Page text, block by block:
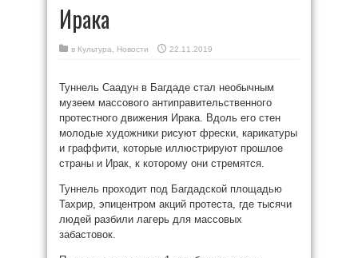
Ирака
в Культура Новости 22.11.2019
Туннель Саадун в Багдаде стал необычным
музеем массового антиправительственного
протестного движения Ирака. Вдоль его стен
молодые художники рисуют фрески, карикатуры
и граффити, которые иллюстрируют прошлое
страны и Ирак, к которому они стремятся.
Туннель проходит под Багдадской площадью
Тахрир, эпицентром акций протеста, где тысячи
людей разбили лагерь для массовых
забастовок.